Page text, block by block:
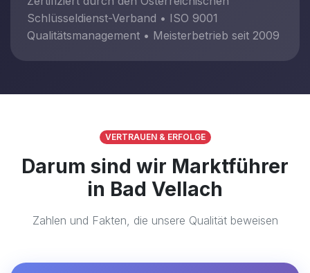
Schlüsseldienst-Verband • ISO 9001
Qualitätsmanagement • Meisterbetrieb seit 2009
VERTRAUEN & ERFOLGE
Darum sind wir Marktführer
in Bad Vellach
Zahlen und Fakten, die unsere Qualität beweisen